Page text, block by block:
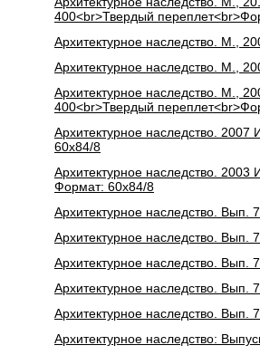
400<br>Твердый
Архитектурное наследство. М.,
Архитектурное наследство. М.,
Архитектурное наследство. М.,
400<br>Твердый
Архитектурное наследство.
60x84/8
Архитектурное наследство.
Формат: 60x84/8
Архитектурное наследство.
Архитектурное наследство.
Архитектурное наследство.
Архитектурное наследство.
Архитектурное наследство.
Архитектурное наследство: